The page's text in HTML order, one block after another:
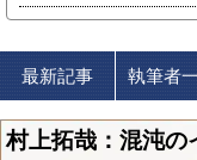
最新記事 執筆者
村上拓哉：混沌の